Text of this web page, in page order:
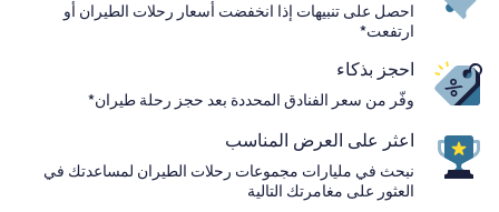
احصل على تنبيهات إذا انخفضت أسعار رحلات الطيران أو
ارتفعت*
احجز بذكاء
وفّر من سعر الفنادق المحددة بعد حجز رحلة طيران*
اعثر على العرض المناسب
نبحث في مليارات مجموعات رحلات الطيران لمساعدتك في
العثور على مغامرتك التالية